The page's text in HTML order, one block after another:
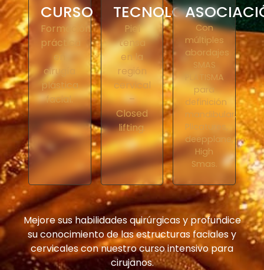
CURSO
Formación
práctica
en
cirugía
plástica
facial.
TECNOLOGÍAS
Piel
tensa
en la
región
cervical
–
Closed
lifting.
Con
múltiples
abordajes
SMAS
PLATISMA
para
definición
mandibular.
Plicatures,
deepplane,
High
Smas.
Mejore sus habilidades quirúrgicas y profundice
su conocimiento de las estructuras faciales y
cervicales con nuestro curso intensivo para
cirujanos.